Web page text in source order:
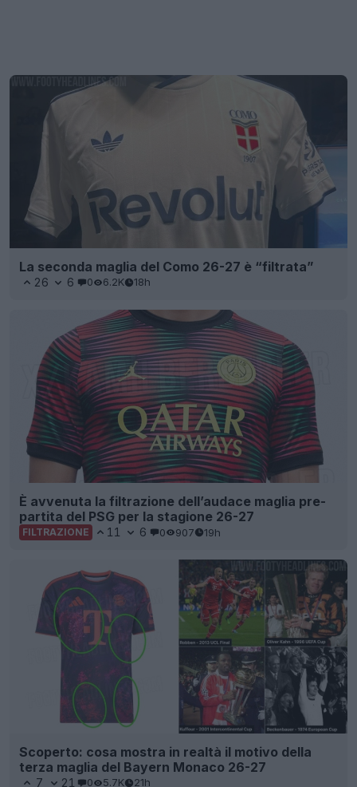
La seconda maglia del Como 26-27 è “filtrata”
26 6 0 6.2K 18h
È avvenuta la filtrazione dell’audace maglia pre-
partita del PSG per la stagione 26-27
FILTRAZIONE 11 6 0 907 19h
Scoperto: cosa mostra in realtà il motivo della
terza maglia del Bayern Monaco 26-27
7 21 0 5.7K 21h